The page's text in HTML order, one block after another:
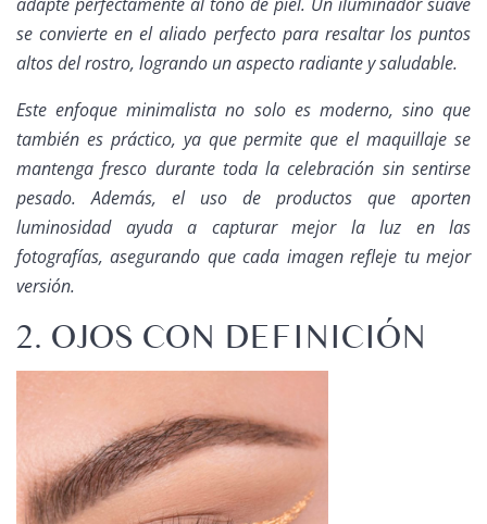
se convierte en el aliado perfecto para resaltar los puntos
altos del rostro, logrando un aspecto radiante y saludable.
Este enfoque minimalista no solo es moderno, sino que
también es práctico, ya que permite que el maquillaje se
mantenga fresco durante toda la celebración sin sentirse
pesado. Además, el uso de productos que aporten
luminosidad ayuda a capturar mejor la luz en las
fotografías, asegurando que cada imagen refleje tu mejor
versión.
2. OJOS CON DEFINICIÓN